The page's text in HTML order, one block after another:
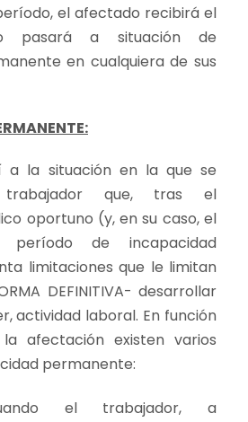
el afectado recibirá el
pasará a situación de
en cualquiera de sus
a la situación en la que se
que, tras el
oportuno (y, en su caso, el
período de incapacidad
limitaciones que le limitan
DEFINITIVA- desarrollar
actividad laboral. En función
afectación existen varios
permanente:
el trabajador, a